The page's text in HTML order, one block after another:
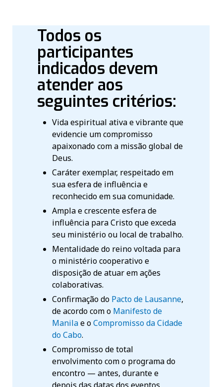
Todos os
participantes
indicados devem
atender aos
seguintes critérios:
Vida espiritual ativa e vibrante que
evidencie um compromisso
apaixonado com a missão global de
Deus.
Caráter exemplar, respeitado em
sua esfera de influência e
reconhecido em sua comunidade.
Ampla e crescente esfera de
influência para Cristo que exceda
seu ministério ou local de trabalho.
Mentalidade do reino voltada para
o ministério cooperativo e
disposição de atuar em ações
colaborativas.
Confirmação do Pacto de Lausanne,
de acordo com o Manifesto de
Manilae oCompromisso da Cidade
do Cabo.
Compromisso de total
envolvimento com o programa do
encontro — antes, durante e
depois das datas dos eventos